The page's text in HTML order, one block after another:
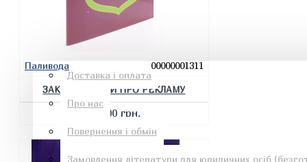
Рон Хаббард
Езотеричні книги
Хіти продажу
Інформація
Доставка і оплата
Про нас
Повернення і обмін
Замовлення літератури для юридичних осіб
Паливода 00000001311
ЗАКОН УКРАЇНИ ПРО РЕКЛАМУ
100.00 грн.